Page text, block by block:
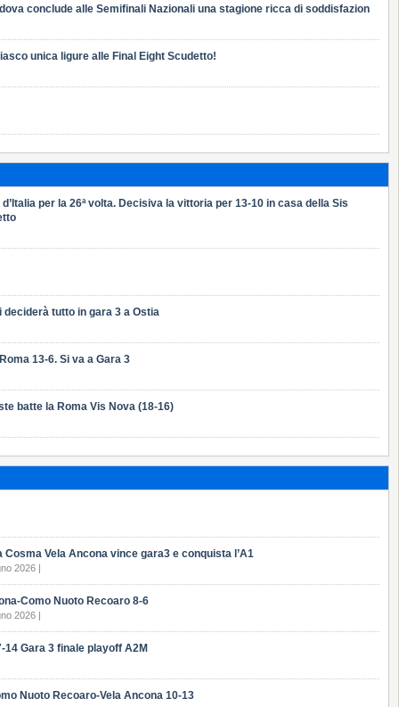
conclude alle Semifinali Nazionali una stagione ricca di soddisfazion
unica ligure alle Final Eight Scudetto!
per la 26ª volta. Decisiva la vittoria per 13-10 in casa della Sis
deciderà tutto in gara 3 a Ostia
13-6. Si va a Gara 3
batte la Roma Vis Nova (18-16)
Cosma Vela Ancona vince gara3 e conquista l’A1
2026 |
Como Nuoto Recoaro 8-6
2026 |
14 Gara 3 finale playoff A2M
Nuoto Recoaro-Vela Ancona 10-13